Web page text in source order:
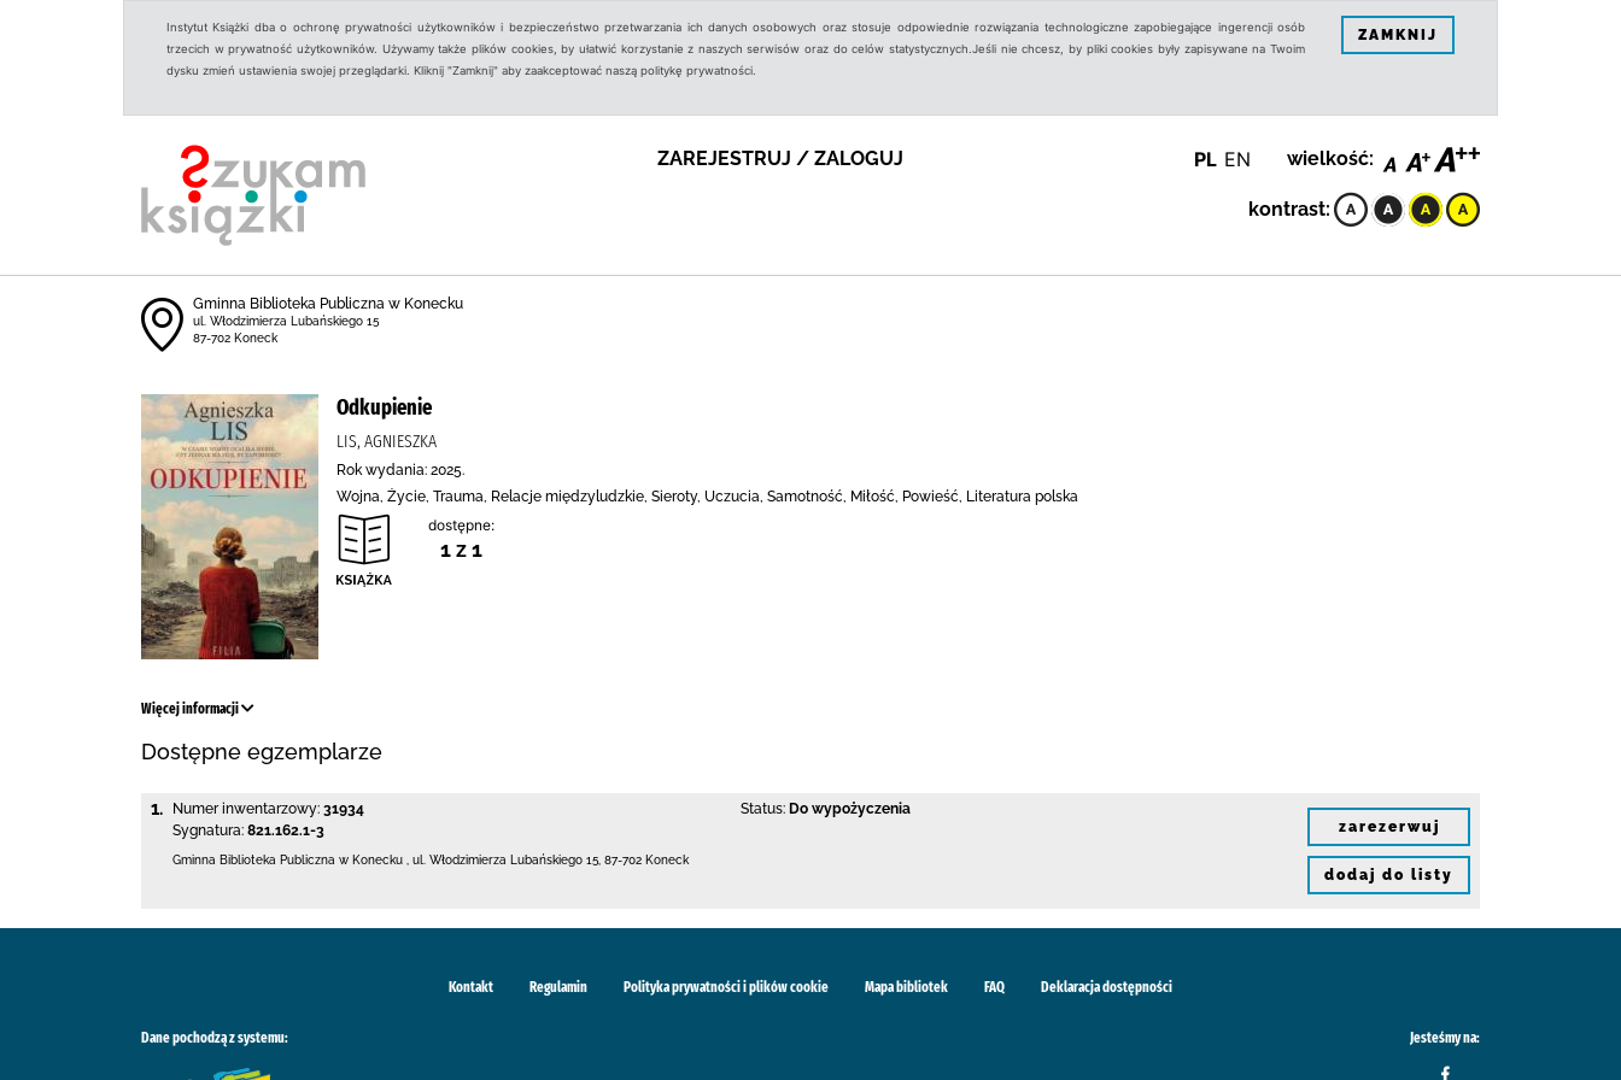
Instytut Książki dba o ochronę prywatności użytkowników i bezpieczeństwo przetwarzania ich danych osobowych oraz stosuje odpowiednie rozwiązania technologiczne zapobiegające ingerencji osób
trzecich w prywatność użytkowników. Używamy także plików cookies, by ułatwić korzystanie z naszych serwisów oraz do celów statystycznych.Jeśli nie chcesz, by pliki cookies były zapisywane na Twoim
dysku zmień ustawienia swojej przeglądarki. Kliknij "Zamknij" aby zaakceptować naszą politykę prywatności.
ZAMKNIJ
ZAREJESTRUJ / ZALOGUJ PL EN wielkość:
kontrast:
Gminna Biblioteka Publiczna w Konecku
ul. Włodzimierza Lubańskiego 15
87-702 Koneck
Odkupienie
LIS, AGNIESZKA
Rok wydania: 2025.
Wojna, Życie, Trauma, Relacje międzyludzkie, Sieroty, Uczucia, Samotność, Miłość, Powieść, Literatura polska
dostępne:
1 z 1
Więcej informacji
Dostępne egzemplarze
1. Numer inwentarzowy: 31934
Sygnatura: 821.162.1-3
Status: Do wypożyczenia
Gminna Biblioteka Publiczna w Konecku ul. Włodzimierza Lubańskiego 15 87-702 Koneck
zarezerwuj
dodaj do listy
Kontakt Regulamin Polityka prywatności i plików cookie Mapa bibliotek FAQ Deklaracja dostępności
Dane pochodzą z systemu: Jesteśmy na: